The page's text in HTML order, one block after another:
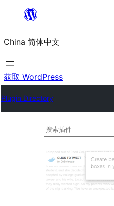
内
容
China 简体中文
获取 WordPress
Plugin Directory
搜
插
件